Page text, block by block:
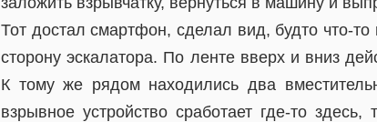
Тот достал смартфон, сделал вид, будто что-
сторону эскалатора. По ленте вверх и вниз
К тому же рядом находились два
взрывное устройство сработает где-то